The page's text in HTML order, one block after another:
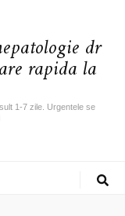
dr
rapida la
1-7 zile. Urgentele se